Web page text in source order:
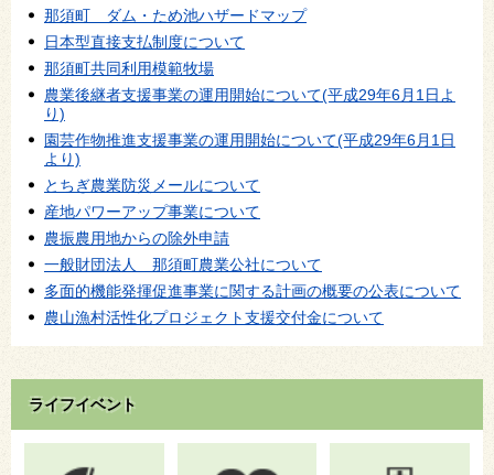
那須町 ダム・ため池ハザードマップ
日本型直接支払制度について
那須町共同利用模範牧場
農業後継者支援事業の運用開始について(平成29年6月1日よ
り)
園芸作物推進支援事業の運用開始について(平成29年6月1日
より)
とちぎ農業防災メールについて
産地パワーアップ事業について
農振農用地からの除外申請
一般財団法人 那須町農業公社について
多面的機能発揮促進事業に関する計画の概要の公表について
農山漁村活性化プロジェクト支援交付金について
ライフイベント